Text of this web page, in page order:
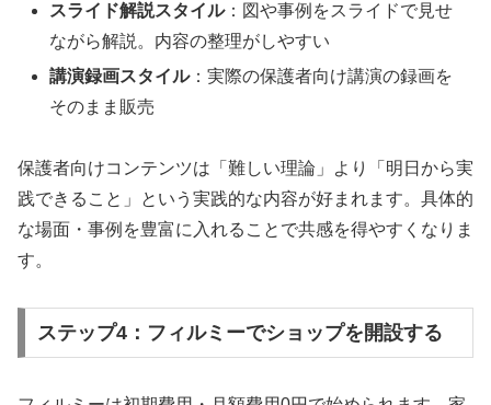
スライド解説スタイル：図や事例をスライドで見せ
ながら解説。内容の整理がしやすい
講演録画スタイル：実際の保護者向け講演の録画を
そのまま販売
保護者向けコンテンツは「難しい理論」より「明日から実
践できること」という実践的な内容が好まれます。具体的
な場面・事例を豊富に入れることで共感を得やすくなりま
す。
ステップ4：フィルミーでショップを開設する